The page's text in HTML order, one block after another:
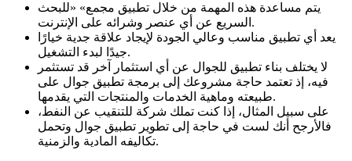
يتم مساعدة هذه المهمة من خلال تطبيق مجمع» «للبحث
السريع عن أي عنصر وشرائه على الإنترنت.
يعد أي تطبيق مناسب وعالي الجودة لإيجاد علاقة جدية خيارًا
جيدًا لبدء التشغيل.
لا يختلف بناء تطبيق للجوال عن أي استثمار آخر قد تستثمر
فيه، إذ تعتمد حاجة مشروعك إلى برمجة تطبيق جوال على
طبيعته وماهية الخدمات والمنتجات التي يقدمها.
على سبيل المثال، إذا كنت تملك شركة للتنقيب عن النفط،
فالأرجح أنك لست في حاجة إلى تطوير تطبيق جوال وتحمل
تكاليفه المادية والزمنية.